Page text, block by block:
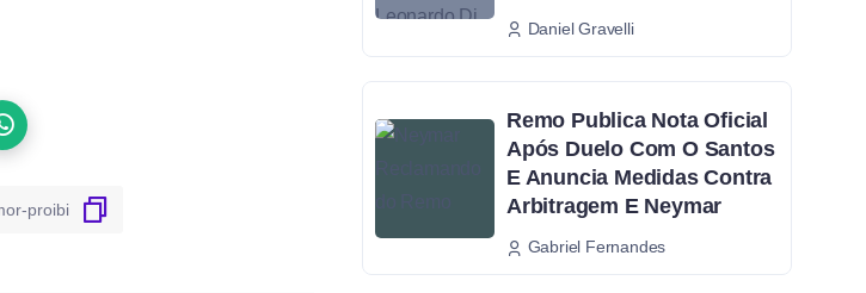
Daniel Gravelli
Remo Publica Nota Oficial
Após Duelo Com O Santos
E Anuncia Medidas Contra
Arbitragem E Neymar
Gabriel Fernandes